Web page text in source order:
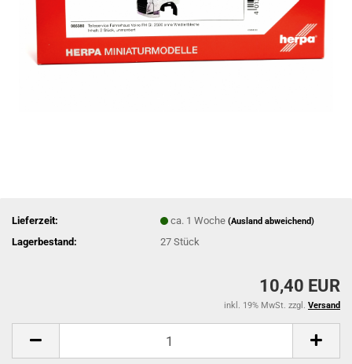
Lieferzeit: ca. 1 Woche(Ausland abweichend)
Lagerbestand: 27Stück
10,40 EUR
inkl. 19% MwSt. zzgl. Versand